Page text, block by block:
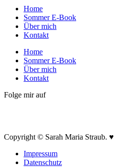
Home
Sommer E-Book
Über mich
Kontakt
Home
Sommer E-Book
Über mich
Kontakt
Folge mir auf
Copyright © Sarah Maria Straub. ♥
Impressum
Datenschutz